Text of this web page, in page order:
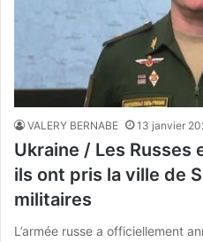
VALERY BERNABE 13 janvier
Ukraine / Les
ils ont pris la ville de
militaires
L’armée russe a officiellement